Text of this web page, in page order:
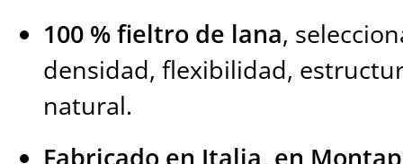
100 % fieltro de lana,
densidad, flexibilidad,
natural.